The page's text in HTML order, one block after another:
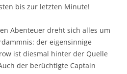
bis zur letzten Minute!
Abenteuer dreht sich alles um
der eigensinnige
ist diesmal hinter der Quelle
der berüchtigte Captain